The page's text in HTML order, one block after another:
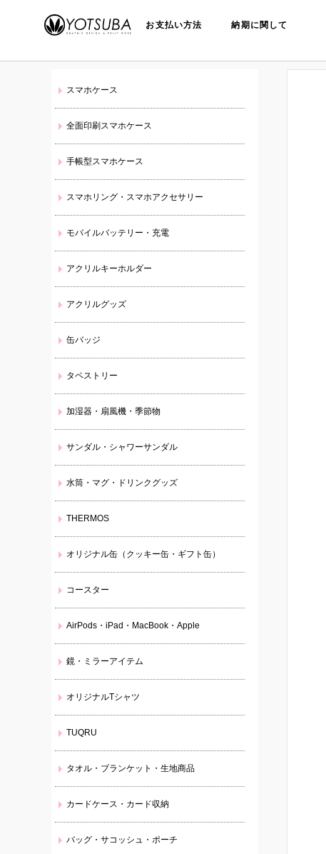
お支払い方法 納期に関して
スマホケース
全面印刷スマホケース
手帳型スマホケース
スマホリング・スマホアクセサリー
モバイルバッテリー・充電
アクリルキーホルダー
アクリルグッズ
缶バッジ
タペストリー
加湿器・扇風機・季節物
サンダル・シャワーサンダル
水筒・マグ・ドリンクグッズ
THERMOS
オリジナル缶（クッキー缶・ギフト缶）
コースター
AirPods・iPad・MacBook・Apple
鏡・ミラーアイテム
オリジナルTシャツ
TUQRU
タオル・ブランケット・生地商品
カードケース・カード収納
バッグ・サコッシュ・ポーチ